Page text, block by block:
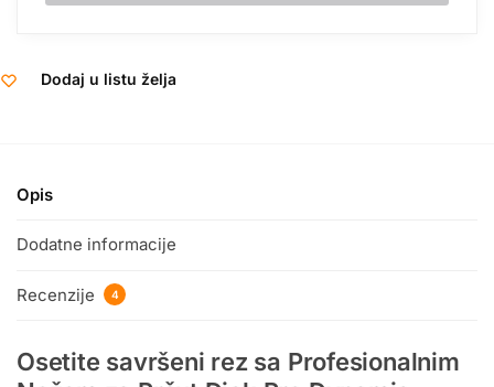
Dodaj u listu želja
Opis
Dodatne informacije
Recenzije 4
Osetite savršeni rez sa Profesionalnim